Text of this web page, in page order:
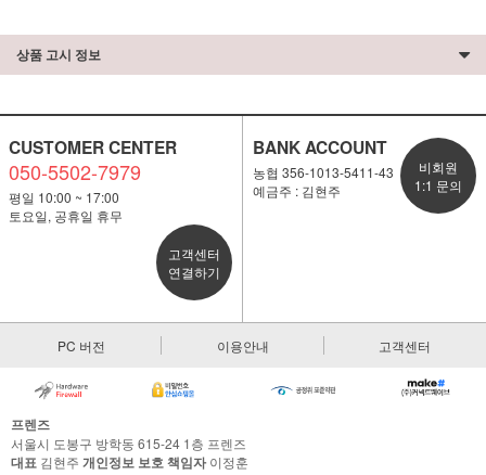
상품 고시 정보
CUSTOMER CENTER
050-5502-7979
평일 10:00 ~ 17:00
토요일, 공휴일 휴무
고객센터
연결하기
BANK ACCOUNT
농협 356-1013-5411-43
예금주 : 김현주
비회원
1:1 문의
PC 버전 이용안내 고객센터
프렌즈
서울시 도봉구 방학동 615-24 1층 프렌즈
대표 김현주 개인정보 보호 책임자이정훈